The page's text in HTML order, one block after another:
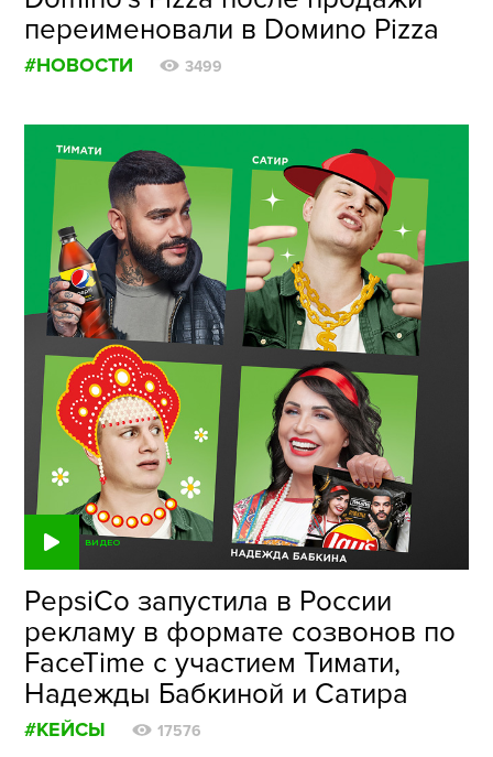
переименовали в Doмиno Pizza
#НОВОСТИ 3499
ВИДЕО
PepsiCo запустила в России
рекламу в формате созвонов по
FaceTime с участием Тимати,
Надежды Бабкиной и Сатира
#КЕЙСЫ 17576